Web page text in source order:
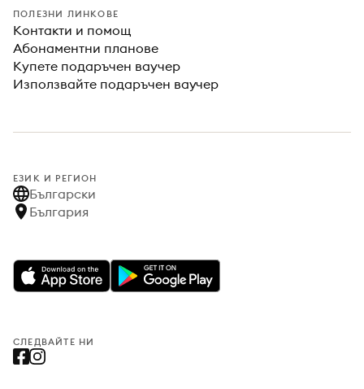
ПОЛЕЗНИ ЛИНКОВЕ
Контакти и помощ
Абонаментни планове
Купете подаръчен ваучер
Използвайте подаръчен ваучер
ЕЗИК И РЕГИОН
Български
България
СЛЕДВАЙТЕ НИ